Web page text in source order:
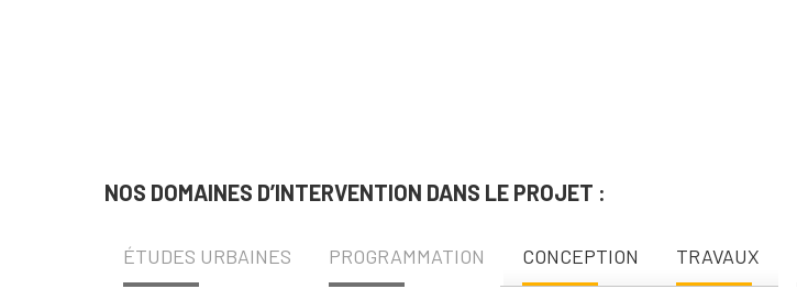
NOS DOMAINES D’INTERVENTION DANS LE PROJET :
ÉTUDES URBAINES PROGRAMMATION CONCEPTION TRAVAUX